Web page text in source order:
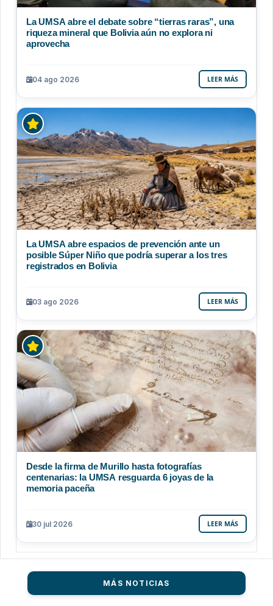
La UMSA abre el debate sobre “tierras raras”, una
riqueza mineral que Bolivia aún no explora ni
aprovecha
04 ago 2026 LEER MÁS
La UMSA abre espacios de prevención ante un
posible Súper Niño que podría superar a los tres
registrados en Bolivia
03 ago 2026 LEER MÁS
Desde la firma de Murillo hasta fotografías
centenarias: la UMSA resguarda 6 joyas de la
memoria paceña
30 jul 2026 LEER MÁS
MÁS NOTICIAS